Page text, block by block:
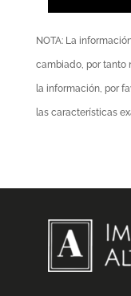
NOTA: La
cambiado, por tanto
la información, por
las características